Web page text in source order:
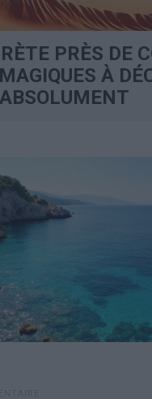
PRÈS DE
À
ABSOLUMENT